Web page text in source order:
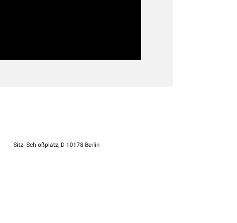
Sitz: Schloßplatz, D-10178 Berlin